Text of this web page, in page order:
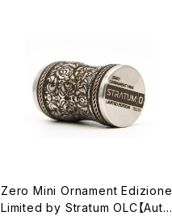
Zero Mini Ornament Edizione
Limited by Stratum OLC【Auth